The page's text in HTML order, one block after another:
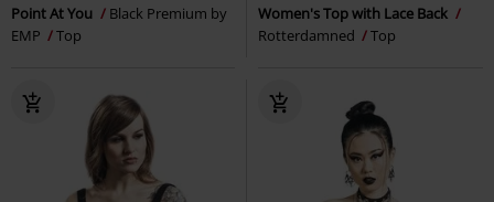
Point At You
Black Premium by
EMP
Top
Women's Top with Lace Back
Rotterdamned
Top